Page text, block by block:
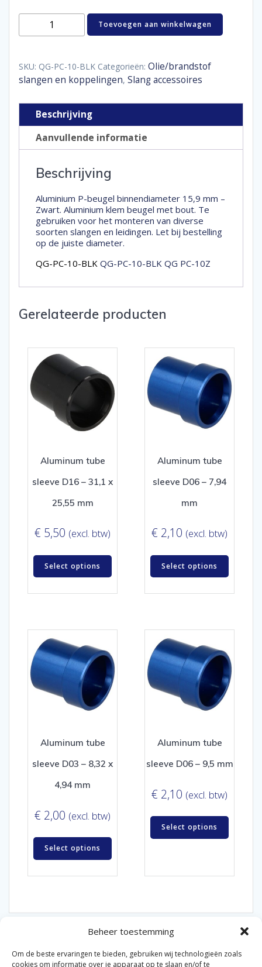
Beheer toestemming
Om de beste ervaringen te bieden, gebruiken wij technologieën zoals
cookies om informatie over je apparaat op te slaan en/of te
QSP
aluminium
luxe
15,9
aantal
Toevoegen aan winkelwagen
SKU: QG-PC-10-BLK Categorieën: Olie/brandstof
slangen en koppelingen, Slang accessoires
Beschrijving
Aanvullende informatie
Beschrijving
Aluminium P-beugel binnendiameter 15,9 mm –
Zwart. Aluminium klem beugel met bout. Te
gebruiken voor het monteren van diverse
soorten slangen en leidingen. Let bij bestelling
op de juiste diameter.
QG-PC-10-BLK QG-PC-10-BLK QG PC-10Z
Gerelateerde producten
Aluminum tube
sleeve D16 – 31,1 x
25,55 mm
€ 5,50 (excl. btw)
Select options
Aluminum tube
sleeve D06 – 7,94
mm
€ 2,10 (excl. btw)
Select options
Aluminum tube
sleeve D03 – 8,32 x
4,94 mm
€ 2,00 (excl. btw)
Select options
Aluminum tube
sleeve D06 – 9,5 mm
€ 2,10 (excl. btw)
Select options